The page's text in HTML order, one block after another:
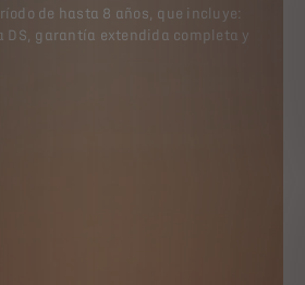
de la página.
de hasta 8 años, que incluye:
DS, garantía extendida completa y